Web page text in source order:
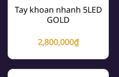
Tay khoan nhanh 5LED
GOLD
2,800,000₫